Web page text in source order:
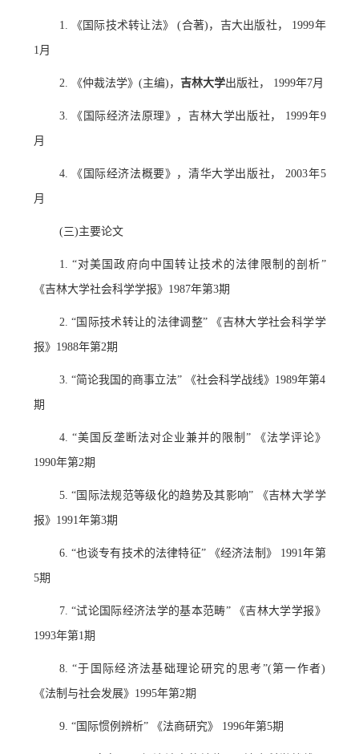
1. 《国际技术转让法》 (合著)，吉大出版社， 1999年
1月
2. 《仲裁法学》(主编)， 吉林大学出版社， 1999年7月
3. 《国际经济法原理》，吉林大学出版社， 1999年9
月
4. 《国际经济法概要》，清华大学出版社， 2003年5
月
(三)主要论文
1. “对美国政府向中国转让技术的法律限制的剖析”
《吉林大学社会科学学报》1987年第3期
2. “国际技术转让的法律调整” 《吉林大学社会科学学
报》1988年第2期
3. “简论我国的商事立法” 《社会科学战线》1989年第4
期
4. “美国反垄断法对企业兼并的限制” 《法学评论》
1990年第2期
5. “国际法规范等级化的趋势及其影响” 《吉林大学学
报》1991年第3期
6. “也谈专有技术的法律特征” 《经济法制》 1991年第
5期
7. “试论国际经济法学的基本范畴” 《吉林大学学报》
1993年第1期
8. “于国际经济法基础理论研究的思考”(第一作者)
《法制与社会发展》1995年第2期
9. “国际惯例辨析” 《法商研究》 1996年第5期